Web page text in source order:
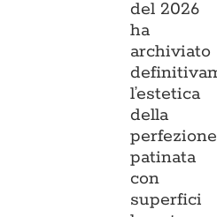
del 2026
ha
archiviato
l’estetica
della
perfezione
patinata
con
superfici